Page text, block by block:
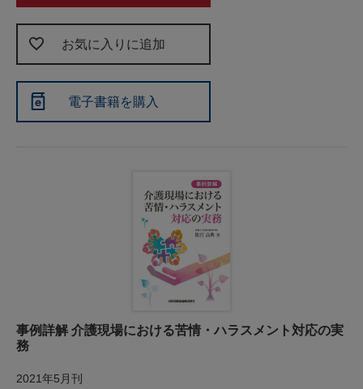
お気に入りに追加
電子書籍を購入
事例詳解 介護現場における苦情・ハラスメント対応の実
務
2021年5月刊